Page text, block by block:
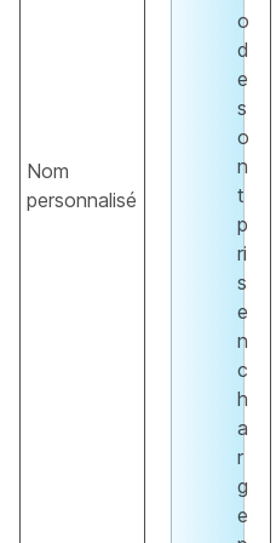
Nom
personnalisé
o
d
e
s
o
n
t
p
ri
s
e
n
c
h
a
r
g
e